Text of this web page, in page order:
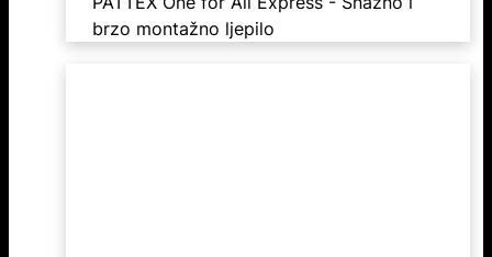
brzo montažno ljepilo